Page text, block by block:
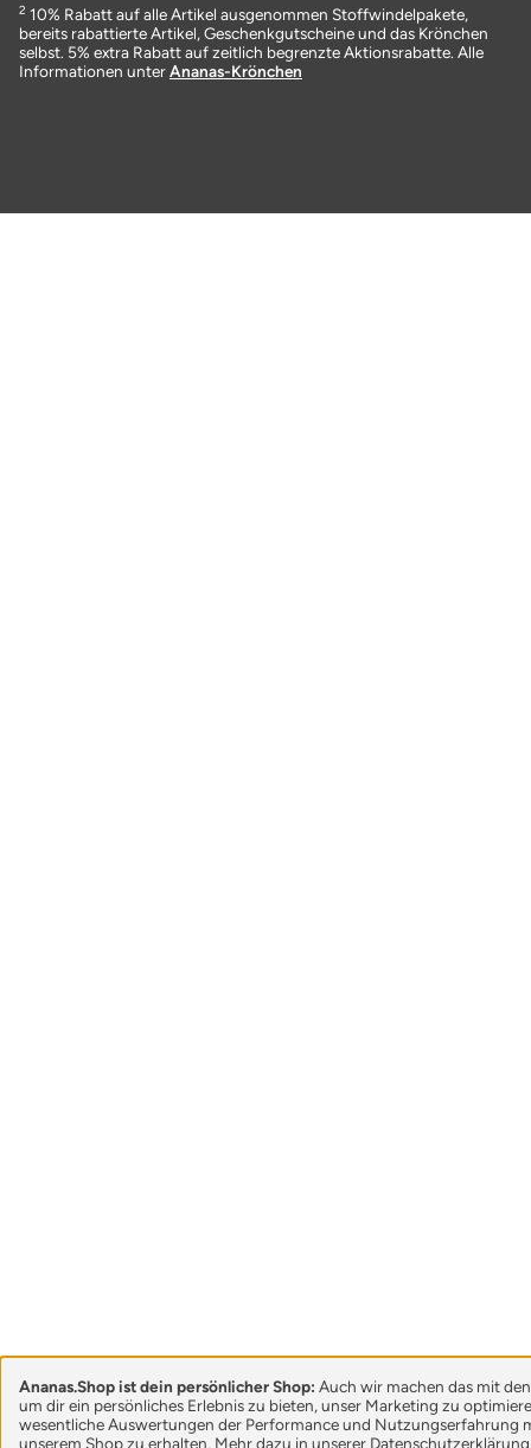
2 10% Rabatt auf alle Artikel ausgenommen Stoffwindelpakete,
bereits rabattierte Artikel, Geschenkgutscheine und das Krönchen
selbst. 5% extra Rabatt auf zeitlich begrenzte Aktionsrabatte. Alle
Informationen unterAnanas-Krönchen
Ananas.Shop ist dein persönlicher Shop: Auch wir machen das mit
um dir ein persönliches Erlebnis zu bieten, unser Marketing zu
wesentliche Auswertungen der Performance und Nutzungserfahrung
unserem Shop zu erhalten. Mehr dazu in unserer Datenschutzerklärung